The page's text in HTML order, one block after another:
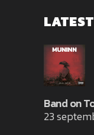
Band on
23